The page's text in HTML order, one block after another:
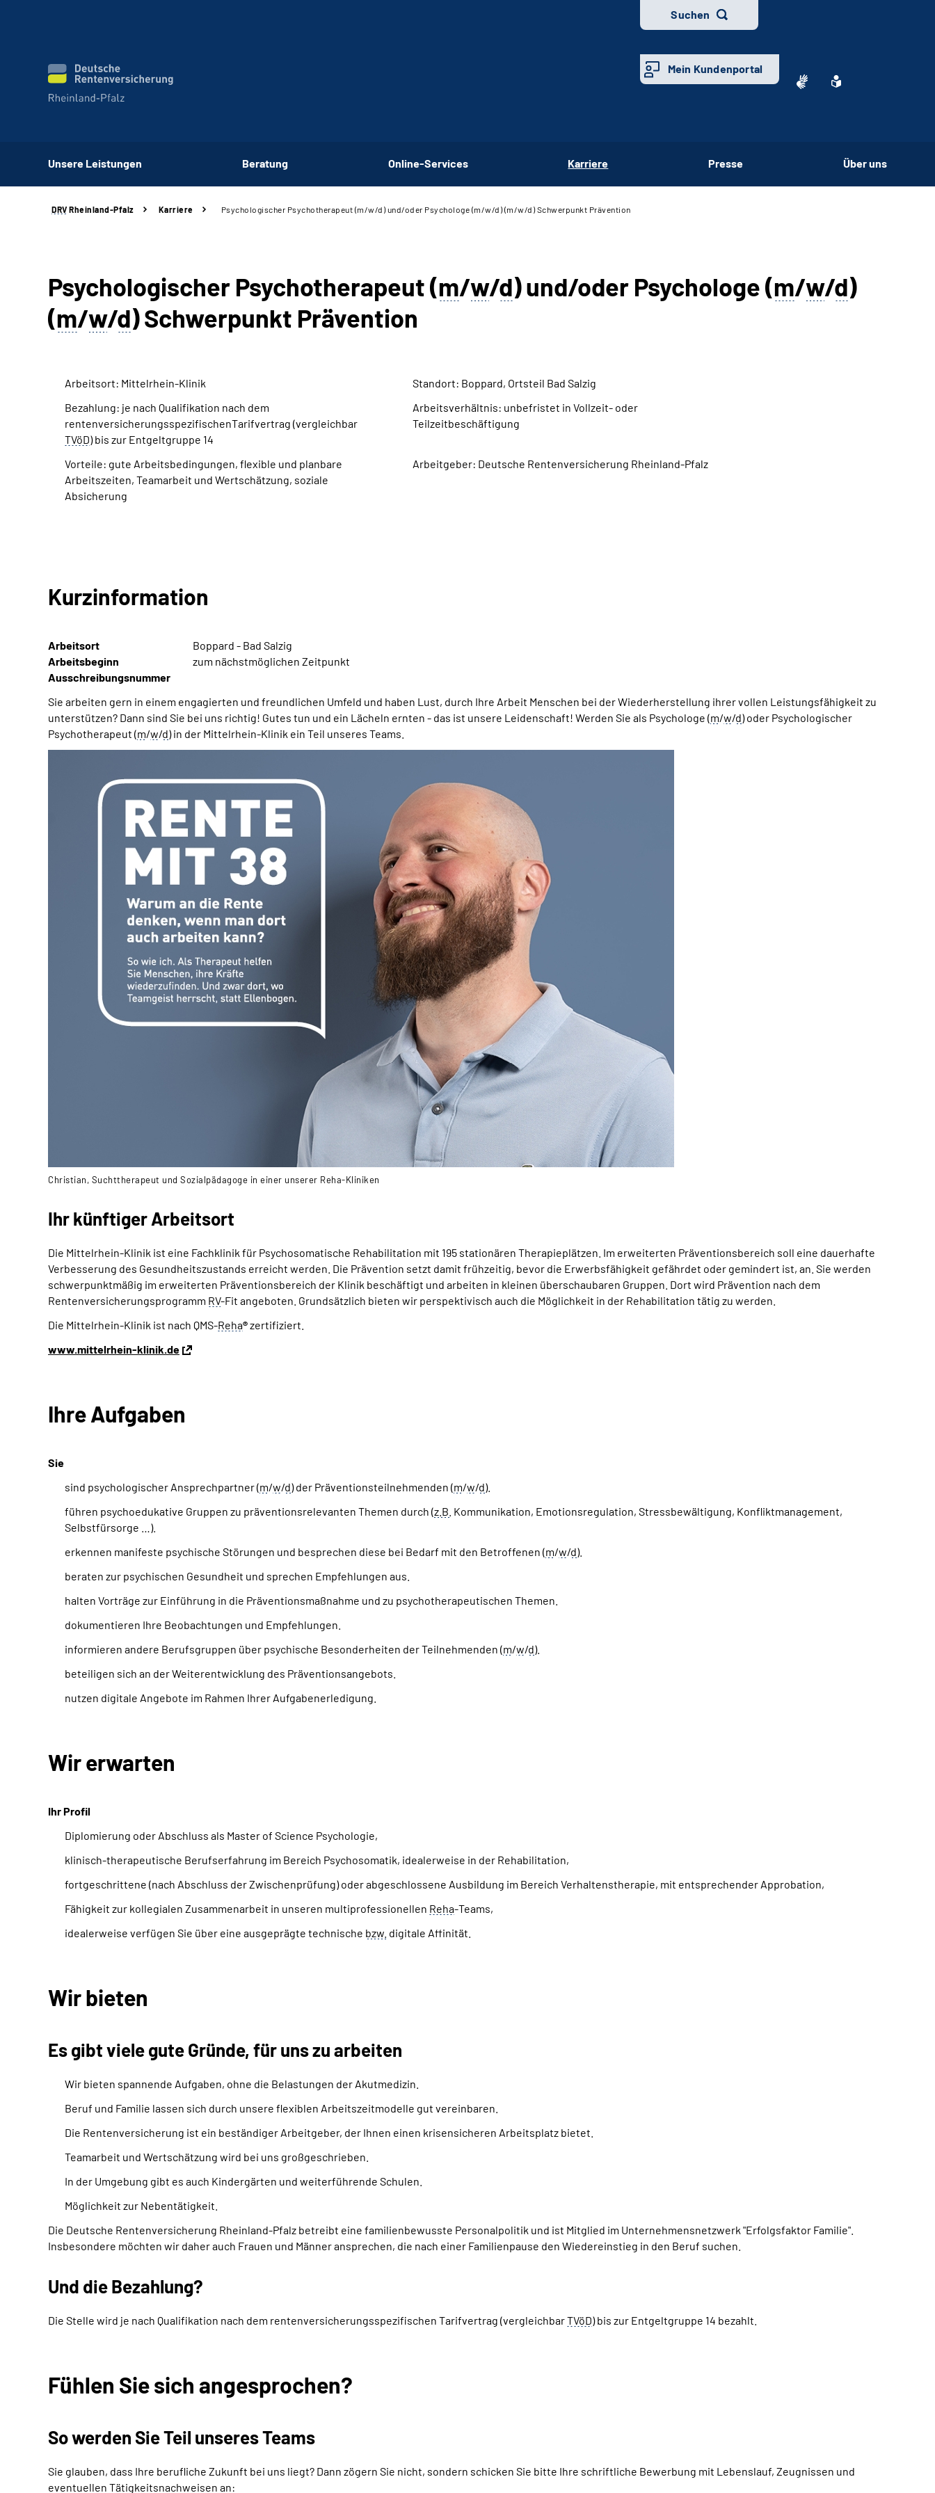
Suchen
Mein Kundenportal
Unsere Leistungen Beratung Online-Services Karriere Presse Über uns
DRV Rheinland-Pfalz Karriere Psychologischer Psychotherapeut (m/w/d) und/oder Psychologe (m/w/d) (m/w/d) Schwerpunkt Prävention
Psychologischer Psychotherapeut (m/w/d) und/oder Psychologe (m/w/d)
(m/w/d) Schwerpunkt Prävention
Arbeitsort: Mittelrhein-Klinik
Standort: Boppard, Ortsteil Bad Salzig
Bezahlung: je nach Qualifikation nach dem
rentenversicherungsspezifischenTarifvertrag (vergleichbar
TVöD) bis zur Entgeltgruppe 14
Arbeitsverhältnis: unbefristet in Vollzeit- oder
Teilzeitbeschäftigung
Vorteile: gute Arbeitsbedingungen, flexible und planbare
Arbeitszeiten, Teamarbeit und Wertschätzung, soziale
Absicherung
Arbeitgeber: Deutsche Rentenversicherung Rheinland-Pfalz
Kurzinformation
Arbeitsort
Boppard - Bad Salzig
Arbeitsbeginn
zum nächstmöglichen Zeitpunkt
Ausschreibungsnummer
Sie arbeiten gern in einem engagierten und freundlichen Umfeld und haben Lust, durch Ihre Arbeit Menschen bei der Wiederherstellung ihrer vollen Leistungsfähigkeit zu
unterstützen? Dann sind Sie bei uns richtig! Gutes tun und ein Lächeln ernten - das ist unsere Leidenschaft! Werden Sie als Psychologe (m/w/d) oder Psychologischer
Psychotherapeut (m/w/d) in der Mittelrhein-Klinik ein Teil unseres Teams
Christian, Suchttherapeut und Sozialpädagoge in einer unserer Reha-Kliniken
Ihr künftiger Arbeitsort
Die Mittelrhein-Klinik ist eine Fachklinik für Psychosomatische Rehabilitation mit 195 stationären Therapieplätzen. Im erweiterten Präventionsbereich soll eine dauerhafte
Verbesserung des Gesundheitszustands erreicht werden. Die Prävention setzt damit frühzeitig, bevor die Erwerbsfähigkeit gefährdet oder gemindert ist, an. Sie werden
schwerpunktmäßig im erweiterten Präventionsbereich der Klinik beschäftigt und arbeiten in kleinen überschaubaren Gruppen. Dort wird Prävention nach dem
Rentenversicherungsprogramm RV-Fit angeboten. Grundsätzlich bieten wir perspektivisch auch die Möglichkeit in der Rehabilitation tätig zu werden.
Die Mittelrhein-Klinik ist nach QMS-Reha®zertifiziert.
www.mittelrhein-klinik.de
Ihre Aufgaben
Sie
sind psychologischer Ansprechpartner (m/w/d) der Präventionsteilnehmenden (m/w/d).
führen psychoedukative Gruppen zu präventionsrelevanten Themen durch (z.B. Kommunikation, Emotionsregulation, Stressbewältigung, Konfliktmanagement,
Selbstfürsorge …).
erkennen manifeste psychische Störungen und besprechen diese bei Bedarf mit den Betroffenen (m/w/d).
beraten zur psychischen Gesundheit und sprechen Empfehlungen aus.
halten Vorträge zur Einführung in die Präventionsmaßnahme und zu psychotherapeutischen Themen.
dokumentieren Ihre Beobachtungen und Empfehlungen.
informieren andere Berufsgruppen über psychische Besonderheiten der Teilnehmenden (m/w/d).
beteiligen sich an der Weiterentwicklung des Präventionsangebots.
nutzen digitale Angebote im Rahmen Ihrer Aufgabenerledigung.
Wir erwarten
Ihr Profil
Diplomierung oder Abschluss als Master of Science Psychologie,
klinisch-therapeutische Berufserfahrung im Bereich Psychosomatik, idealerweise in der Rehabilitation,
fortgeschrittene (nach Abschluss der Zwischenprüfung) oder abgeschlossene Ausbildung im Bereich Verhaltenstherapie, mit entsprechender Approbation,
Fähigkeit zur kollegialen Zusammenarbeit in unseren multiprofessionellen Reha-Teams,
idealerweise verfügen Sie über eine ausgeprägte technische bzw. digitale Affinität.
Wir bieten
Es gibt viele gute Gründe, für uns zu arbeiten
Wir bieten spannende Aufgaben, ohne die Belastungen der Akutmedizin.
Beruf und Familie lassen sich durch unsere flexiblen Arbeitszeitmodelle gut vereinbaren.
Die Rentenversicherung ist ein beständiger Arbeitgeber, der Ihnen einen krisensicheren Arbeitsplatz bietet.
Teamarbeit und Wertschätzung wird bei uns großgeschrieben.
In der Umgebung gibt es auch Kindergärten und weiterführende Schulen.
Möglichkeit zur Nebentätigkeit.
Die Deutsche Rentenversicherung Rheinland-Pfalz betreibt eine familienbewusste Personalpolitik und ist Mitglied im Unternehmensnetzwerk "Erfolgsfaktor Familie".
Insbesondere möchten wir daher auch Frauen und Männer ansprechen, die nach einer Familienpause den Wiedereinstieg in den Beruf suchen.
Und die Bezahlung?
Die Stelle wird je nach Qualifikation nach dem rentenversicherungsspezifischen Tarifvertrag (vergleichbarTVöD) bis zur Entgeltgruppe 14 bezahlt.
Fühlen Sie sich angesprochen?
So werden Sie Teil unseresTeams
Sie glauben, dass Ihre berufliche Zukunft bei uns liegt? Dann zögern Sie nicht, sondern schicken Sie bitte Ihre schriftliche Bewerbung mit Lebenslauf, Zeugnissen und
eventuellen Tätigkeitsnachweisen an: